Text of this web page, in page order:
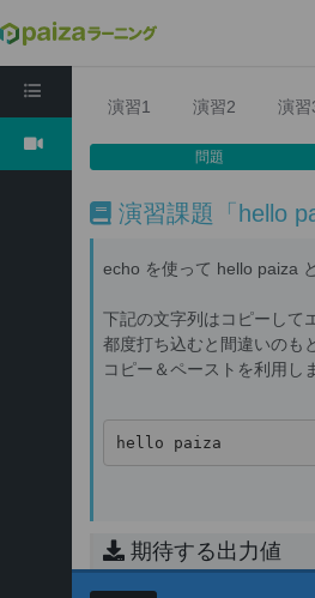
PHP入門編1: PHPをはじめよう
演習1 演習2 演習
問題
演習課題「hello
echo を使って hello paiza
下記の文字列はコピーして
都度打ち込むと間違いのも
コピー＆ペーストを利用し
hello paiza
期待する出力値
paizaでプログラミングをマ